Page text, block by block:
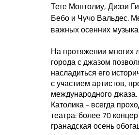
Тете Монтолиу, Диззи
Бебо и Чучо Вальдес.
важных осенних
На протяжении многих
города с джазом
насладиться его
с участием артистов,
международного
Католика - всегда
театра: более 70
гранадская осень